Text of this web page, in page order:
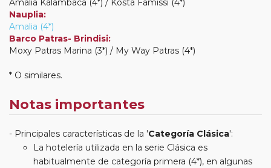
Amalia Kalambaca (4*) / Kosta Famissi (4*)
Nauplia:
Amalia (4*)
Barco Patras- Brindisi:
Moxy Patras Marina (3*) / My Way Patras (4*)
* O similares.
Notas importantes
Principales características de la 'Categoría Clásica':
La hotelería utilizada en la serie Clásica es
habitualmente de categoría primera (4*), en algunas